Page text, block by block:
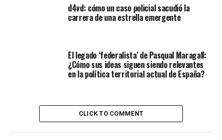
d4vd: cómo un caso policial sacudió la
carrera de una estrella emergente
El legado ‘federalista’ de Pasqual Maragall:
¿Cómo sus ideas siguen siendo relevantes
en la política territorial actual de España?
CLICK TO COMMENT